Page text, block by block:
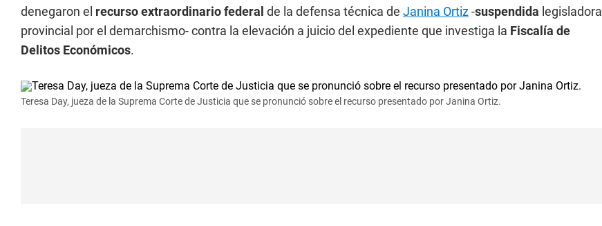
denegaron el recurso extraordinario federal de la defensa técnica de Janina Ortiz-suspendida legisladora
provincial por el demarchismo- contra la elevación a juicio del expediente que investiga la Fiscalía de
Delitos Económicos.
Teresa Day, jueza de la Suprema Corte de Justicia que se pronunció sobre el recurso presentado por Janina Ortiz.